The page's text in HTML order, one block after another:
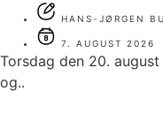
HANS-JØRGEN
7. AUGUST 2026
Torsdag den 20.
og..